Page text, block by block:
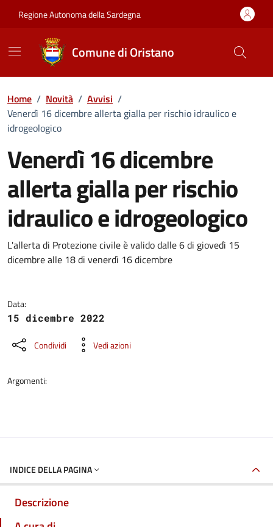
Regione Autonoma della Sardegna
Comune di Oristano
Home / Novità / Avvisi /
Venerdì 16 dicembre allerta gialla per rischio idraulico e
idrogeologico
Venerdì 16 dicembre
allerta gialla per rischio
idraulico e idrogeologico
Dettagli della notizia
L'allerta di Protezione civile è valido dalle 6 di giovedì 15
dicembre alle 18 di venerdì 16 dicembre
Data:
15 dicembre 2022
Condividi Vedi azioni
Argomenti:
INDICE DELLA PAGINA
Descrizione